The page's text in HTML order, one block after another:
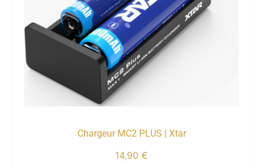
Chargeur MC2 PLUS | Xtar
14,90 €